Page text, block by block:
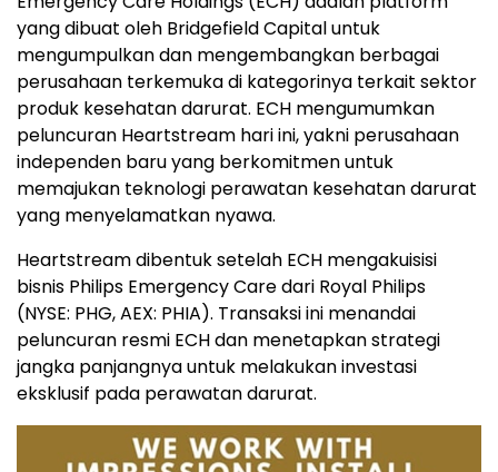
yang dibuat oleh Bridgefield Capital untuk
mengumpulkan dan mengembangkan berbagai
perusahaan terkemuka di kategorinya terkait sektor
produk kesehatan darurat. ECH mengumumkan
peluncuran Heartstream hari ini, yakni perusahaan
independen baru yang berkomitmen untuk
memajukan teknologi perawatan kesehatan darurat
yang menyelamatkan nyawa.
Heartstream dibentuk setelah ECH mengakuisisi
bisnis Philips Emergency Care dari Royal Philips
(NYSE: PHG, AEX: PHIA). Transaksi ini menandai
peluncuran resmi ECH dan menetapkan strategi
jangka panjangnya untuk melakukan investasi
eksklusif pada perawatan darurat.